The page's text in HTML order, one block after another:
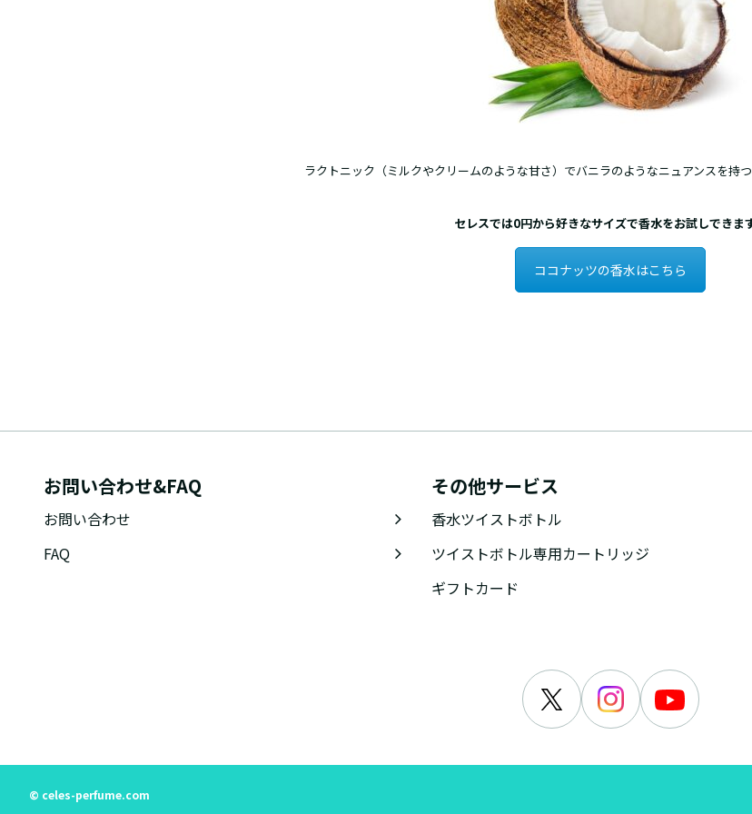
ラクトニック（ミルクやクリームのような甘さ）でバニラのようなニュアンスを持
セレスでは0円から好きなサイズで香水をお試しできます
ココナッツの香水はこちら
お問い合わせ&FAQ
お問い合わせ
FAQ
その他サービス
香水ツイストボトル
ツイストボトル専用カートリッジ
ギフトカード
© celes-perfume.com